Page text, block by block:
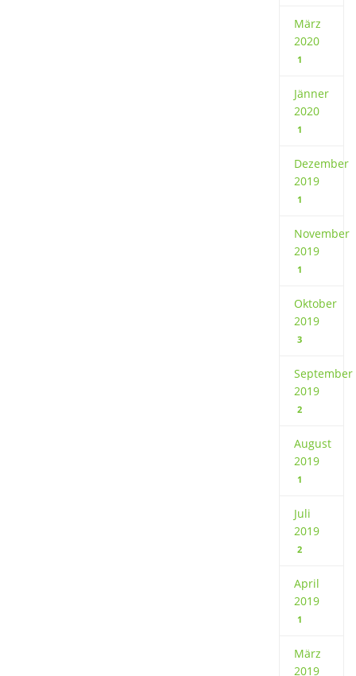
März
2020
1
Jänner
2020
1
Dezember
2019
1
November
2019
1
Oktober
2019
3
September
2019
2
August
2019
1
Juli
2019
2
April
2019
1
März
2019